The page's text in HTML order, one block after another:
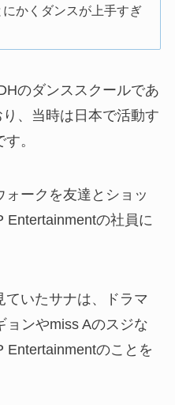
にかくダンスが上手すぎ
のダンススクールであ
、当時は日本で活動す
。
ークを友達とショッ
Entertainmentの社員に
ていたサナは、ドラマ
ョンやmiss Aのスジな
Entertainmentのことを